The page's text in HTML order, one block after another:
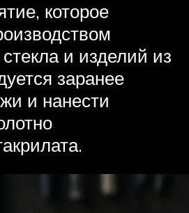
которое
стекла и изделий из
заранее
и нанести